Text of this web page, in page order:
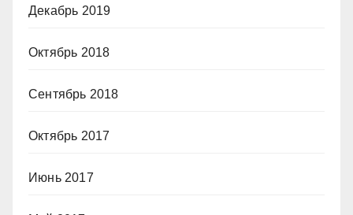
Декабрь 2019
Октябрь 2018
Сентябрь 2018
Октябрь 2017
Июнь 2017